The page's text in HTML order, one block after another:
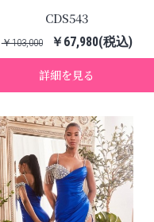
CDS543
￥103,000 ￥67,980(税込)
詳細を見る